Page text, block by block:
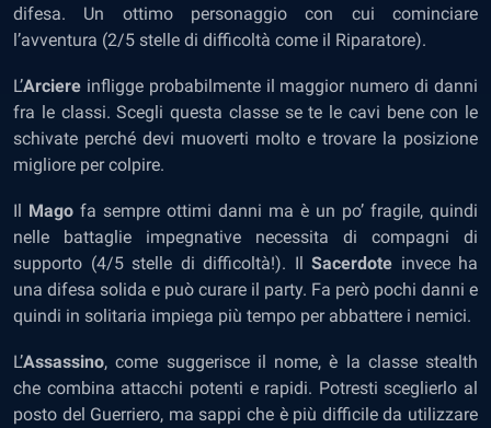
difesa. Un ottimo personaggio con cui cominciare
l’avventura (2/5 stelle di difficoltà come il Riparatore).
L’Arciere infligge probabilmente il maggior numero di danni
fra le classi. Scegli questa classe se te le cavi bene con le
schivate perché devi muoverti molto e trovare la posizione
migliore per colpire.
Il Mago fa sempre ottimi danni ma è un po’ fragile, quindi
nelle battaglie impegnative necessita di compagni di
supporto (4/5 stelle di difficoltà!). Il Sacerdote invece ha
una difesa solida e può curare il party. Fa però pochi danni e
quindi in solitaria impiega più tempo per abbattere i nemici.
L’Assassino, come suggerisce il nome, è la classe stealth
che combina attacchi potenti e rapidi. Potresti sceglierlo al
posto del Guerriero, ma sappi che è più difficile da utilizzare